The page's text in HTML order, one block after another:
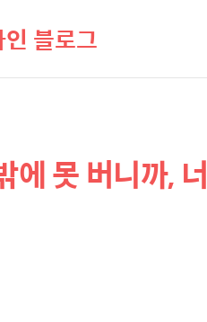
블로그
에 못 버니까, 너